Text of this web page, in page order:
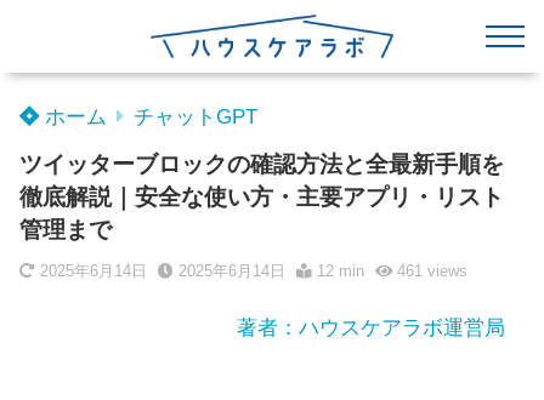
ホーム チャットGPT
ツイッターブロックの確認方法と全最新手順を
徹底解説｜安全な使い方・主要アプリ・リスト
管理まで
2025年6月14日 2025年6月14日 12 min 461views
著者：ハウスケアラボ運営局